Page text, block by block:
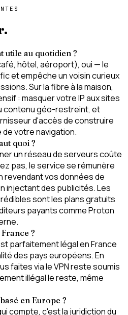
.
utile au quotidien ?
hôtel, aéroport), oui — le
et empêche un voisin curieux
Sur la fibre à la maison,
: masquer votre IP aux sites
contenu géo-restreint, et
d'accès de construire
votre navigation.
quoi ?
un réseau de serveurs coûte
pas, le service se rémunère
revendant vos données de
injectant des publicités. Les
sont les plans gratuits
payants comme Proton
?
parfaitement légal en France
des pays européens. En
faites via le VPN reste soumis
illégal le reste, même
en Europe ?
compte, c'est la juridiction du